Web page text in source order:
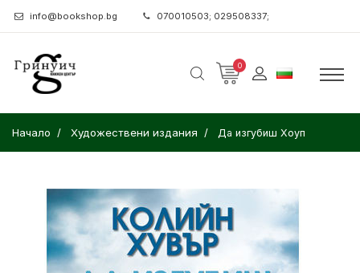
info@bookshop.bg 070010503; 029508337;
0
Начало Художествени издания Да изгубиш Хоуп